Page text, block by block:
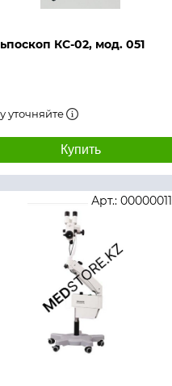
КС-02, мод. 051
уточняйте
Купить
просмотр
Арт.:
просмотр